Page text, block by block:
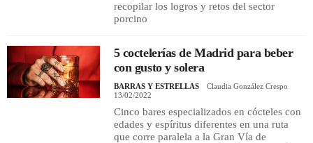
recopilar los logros y retos del sector
porcino
5 coctelerías de Madrid para beber
con gusto y solera
BARRAS Y ESTRELLAS
Claudia González Crespo
13/02/2022
Cinco bares especializados en cócteles con
edades y espíritus diferentes en una ruta
que corre paralela a la Gran Vía de